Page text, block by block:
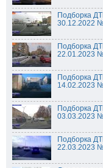
Подборка
30.12.2022
Подборка
22.01.2023
Подборка
14.02.2023
Подборка
03.03.2023
Подборка
22.03.2023